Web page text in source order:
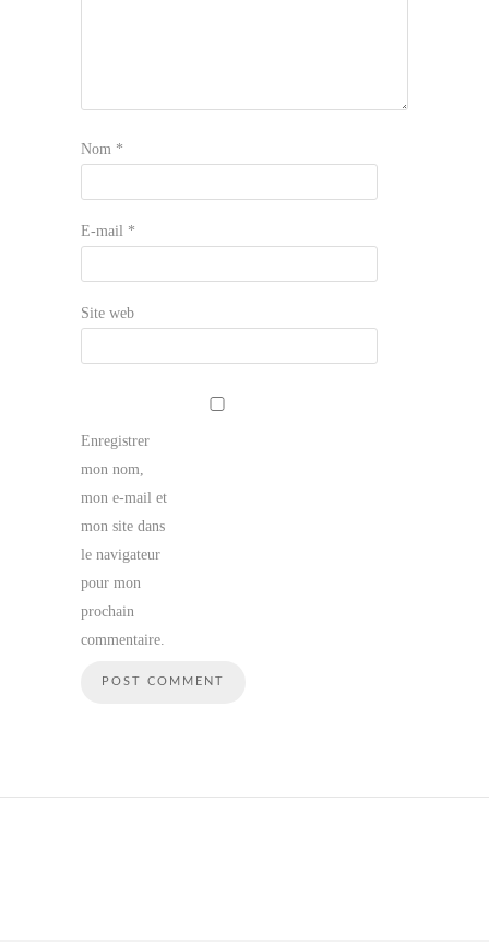
Nom *
E-mail *
Site web
Enregistrer
mon nom,
mon e-mail et
mon site dans
le navigateur
pour mon
prochain
commentaire.